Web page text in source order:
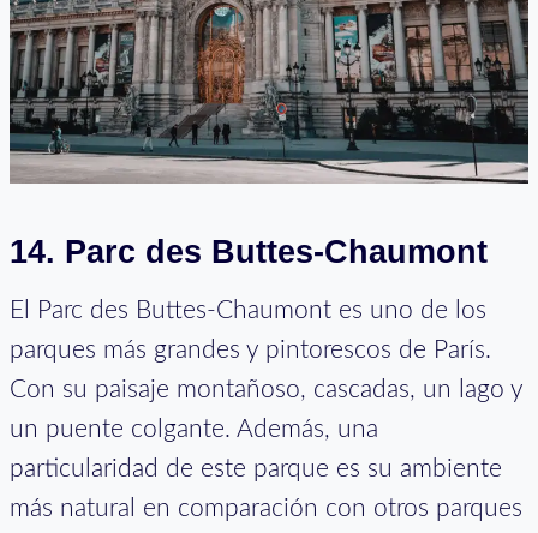
14. Parc des Buttes-Chaumont
El Parc des Buttes-Chaumont es uno de los
parques más grandes y pintorescos de París.
Con su paisaje montañoso, cascadas, un lago y
un puente colgante. Además, una
particularidad de este parque es su ambiente
más natural en comparación con otros parques